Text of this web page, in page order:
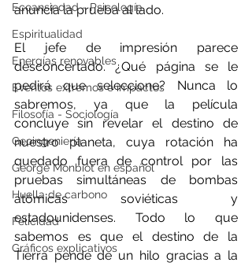
Ecoansiedad - Psicología
Espiritualidad
Energías renovables
Eventos extremos e impactos
Filosofía - Sociología
Geoingeniería
George Monbiot en español
Huella de carbono
Felicidad
Gráficos explicativos
anuncia la prueba al lado.
El jefe de impresión parece
desconcertado. ¿Qué página se le
pedirá que seleccione? Nunca lo
sabremos, ya que la película
concluye sin revelar el destino de
nuestro planeta, cuya rotación ha
quedado fuera de control por las
pruebas simultáneas de bombas
atómicas soviéticas y
estadounidenses. Todo lo que
sabemos es que el destino de la
Tierra pende de un hilo gracias a la